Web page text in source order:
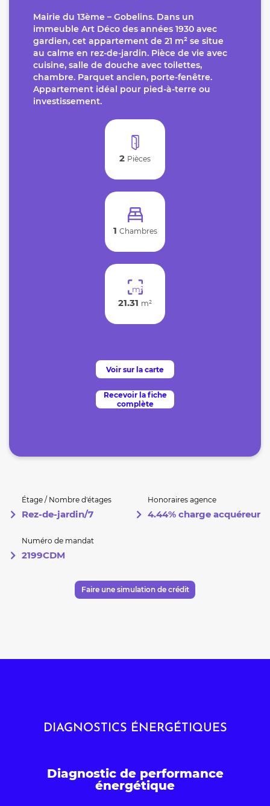
Mairie du 13ème – Gobelins. Dans un
immeuble Art Déco des années 1930 avec
gardien, cet appartement de 21 m² se situe
au calme en rez-de-jardin. Pièce de vie avec
cuisine, salle de douche avec toilettes,
chambre. Parquet ancien, porte-fenêtre.
Appartement idéal pour pied-à-terre ou
investissement.
2 Pièces
1 Chambres
m²
21.31 m²
Voir sur la carte
Recevoir la fiche
complète
Étage / Nombre d'étages
Rez-de-jardin/7
Honoraires agence
4.44% charge acquéreur
Numéro de mandat
2199CDM
Faire une simulation de crédit
DIAGNOSTICS ÉNERGÉTIQUES
Diagnostic de performance
énergétique